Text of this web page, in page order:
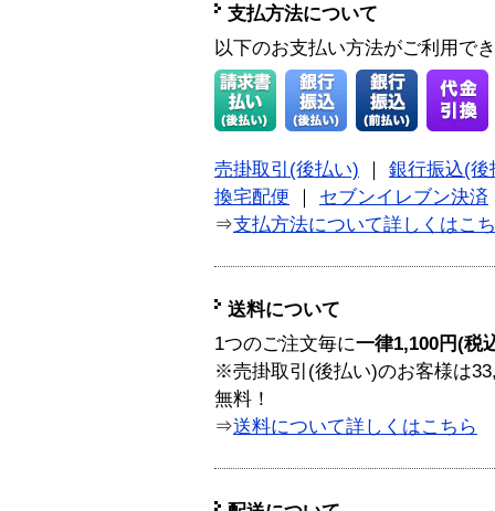
支払方法について
以下のお支払い方法がご利用で
売掛取引(後払い)
銀行振込(後
換宅配便
セブンイレブン決済
⇒支払方法について詳しくはこ
送料について
1つのご注文毎に一律1,100円(税
※売掛取引(後払い)のお客様は
無料！
⇒送料について詳しくはこちら